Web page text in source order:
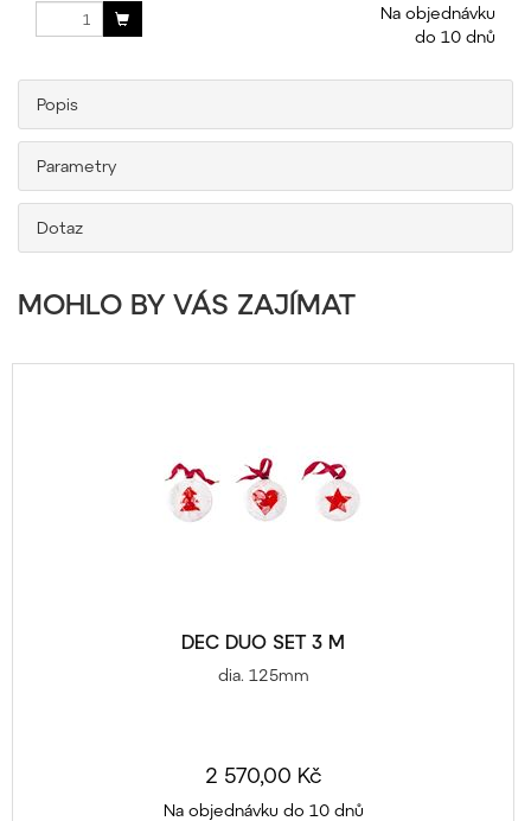
Na objednávku
do 10 dnů
Popis
Parametry
Dotaz
MOHLO BY VÁS ZAJÍMAT
DEC DUO SET 3 M
dia. 125mm
2 570,00 Kč
Na objednávku do 10 dnů